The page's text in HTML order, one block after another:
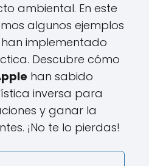
ambiental. En este
algunos ejemplos
implementado
Descubre cómo
han sabido
inversa para
y ganar la
¡No te lo pierdas!